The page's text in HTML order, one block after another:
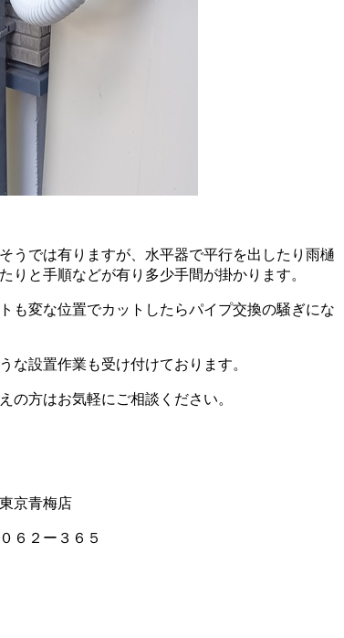
うでは有りますが、水平器で平行を出したり雨樋
りと手順などが有り多少手間が掛かります。
も変な位置でカットしたらパイプ交換の騒ぎにな
な設置作業も受け付けております。
の方はお気軽にご相談ください。
京青梅店
６２ー３６５